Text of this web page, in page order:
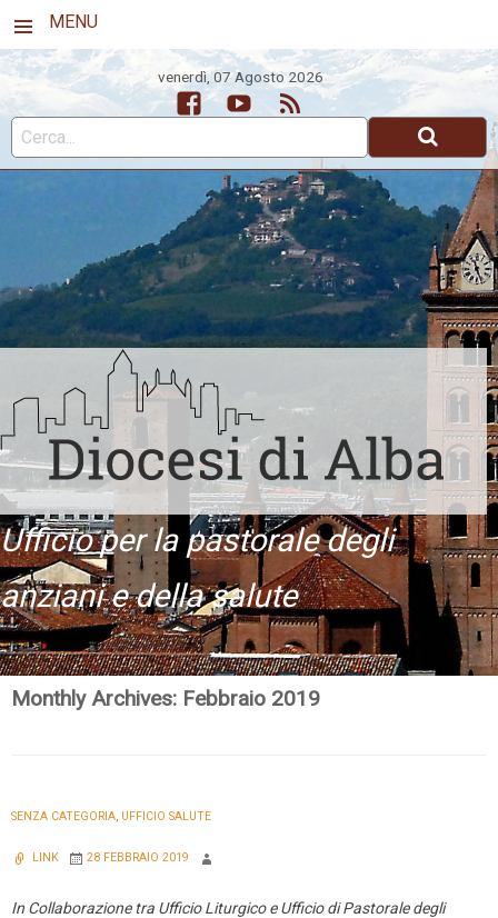
MENU
venerdì, 07 Agosto 2026
FacebookYoutubeFeed
Ufficio per la pastorale degli
anziani e della salute
Monthly Archives: Febbraio 2019
SENZA CATEGORIA, UFFICIO SALUTE
LINK 28 FEBBRAIO 2019
In Collaborazione tra Ufficio Liturgico e Ufficio di Pastorale degli